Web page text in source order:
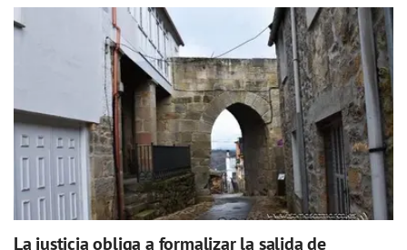
La justicia obliga a formalizar la salida de